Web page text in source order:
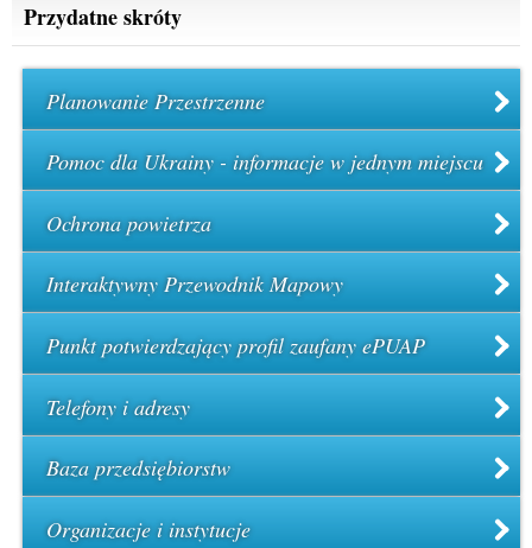
Przydatne skróty
Planowanie Przestrzenne
Pomoc dla Ukrainy - informacje w jednym miejscu
Ochrona powietrza
Interaktywny Przewodnik Mapowy
Punkt potwierdzający profil zaufany ePUAP
Telefony i adresy
Baza przedsiębiorstw
Organizacje i instytucje